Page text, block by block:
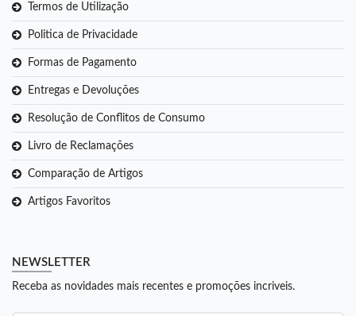
Termos de Utilização
Politica de Privacidade
Formas de Pagamento
Entregas e Devoluções
Resolução de Conflitos de Consumo
Livro de Reclamações
Comparação de Artigos
Artigos Favoritos
NEWSLETTER
Receba as novidades mais recentes e promoções incriveis.